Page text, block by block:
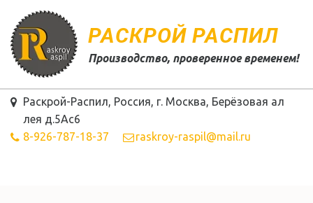
РАСКРОЙ РАСПИЛ
Производство, проверенное временем!
Раскрой-Распил, Россия, г. Москва, Берёзовая ал
лея д.5Ас6
8-926-787-18-37
raskroy-raspil@mail.ru